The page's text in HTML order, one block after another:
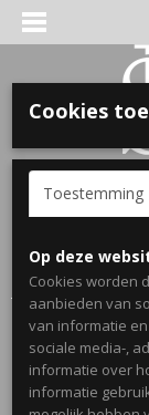
Inloggen
Home >Webshop
- Shopper tas
VOOR
OPA & OMA.
Cookies
Toestemming
Op deze
Cookies worden
aanbieden van
van informatie
sociale media-,
informatie over
informatie